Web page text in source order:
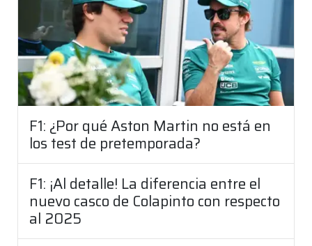
F1: ¿Por qué Aston Martin no está en
los test de pretemporada?
F1: ¡Al detalle! La diferencia entre el
nuevo casco de Colapinto con respecto
al 2025